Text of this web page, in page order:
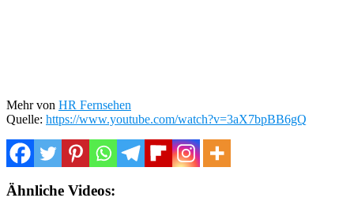
Mehr von HR Fernsehen
Quelle: https://www.youtube.com/watch?v=3aX7bpBB6gQ
Ähnliche Videos: